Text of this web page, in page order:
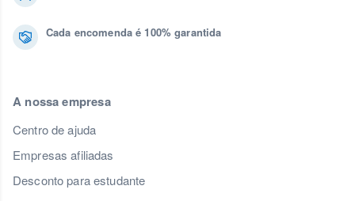
Cada encomenda é 100% garantida
A nossa empresa
Centro de ajuda
Empresas afiliadas
Desconto para estudante